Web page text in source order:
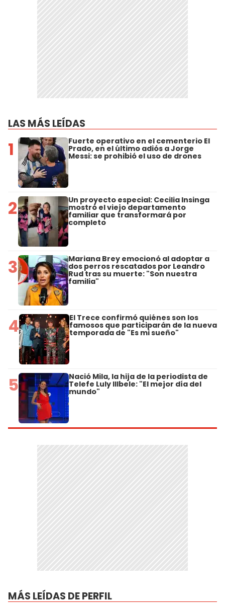
LAS MÁS LEÍDAS
1 Fuerte operativo en el cementerio El
Prado, en el último adiós a Jorge
Messi: se prohibió el uso de drones
2 Un proyecto especial: Cecilia Insinga
mostró el viejo departamento
familiar que transformará por
completo
3 Mariana Brey emocionó al adoptar a
dos perros rescatados por Leandro
Rud tras su muerte: "Son nuestra
familia"
4 El Trece confirmó quiénes son los
famosos que participarán de la nueva
temporada de "Es mi sueño"
5 Nació Mila, la hija de la periodista de
Telefe Luly Illbele: "El mejor día del
mundo"
MÁS LEÍDAS DE PERFIL